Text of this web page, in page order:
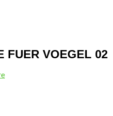
FUER VOEGEL 02